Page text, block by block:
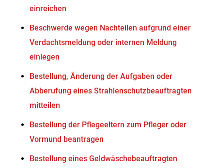
einreichen
Beschwerde wegen Nachteilen aufgrund einer
Verdachtsmeldung oder internen Meldung
einlegen
Bestellung, Änderung der Aufgaben oder
Abberufung eines Strahlenschutzbeauftragten
mitteilen
Bestellung der Pflegeeltern zum Pfleger oder
Vormund beantragen
Bestellung eines Geldwäschebeauftragten